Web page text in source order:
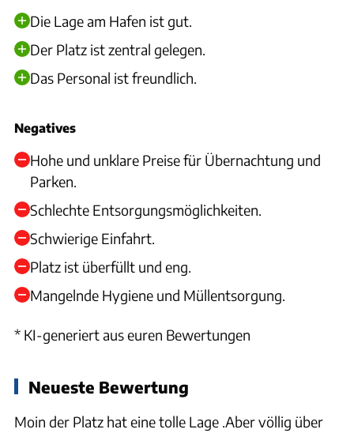
Die Lage am Hafen ist gut.
Der Platz ist zentral gelegen.
Das Personal ist freundlich.
Negatives
Hohe und unklare Preise für Übernachtung und
Parken.
Schlechte Entsorgungsmöglichkeiten.
Schwierige Einfahrt.
Platz ist überfüllt und eng.
Mangelnde Hygiene und Müllentsorgung.
* KI-generiert aus euren Bewertungen
Neueste Bewertung
Moin der Platz hat eine tolle Lage .Aber völlig über